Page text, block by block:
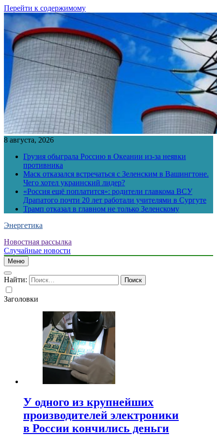
Перейти к содержимому
8 августа, 2026
Грузия обыграла Россию в Океании из-за неявки
противника
Маск отказался встречаться с Зеленским в Вашингтоне.
Чего хотел украинский лидер?
«Россия ещё поплатится»: родители главкома ВСУ
Драпатого почти 20 лет работали учителями в Сургуте
Трамп отказал в главном не только Зеленскому
Энергетика
Новостная рассылка
Случайные новости
Меню
Найти:
Заголовки
У одного из крупнейших
производителей электроники
в России кончились деньги